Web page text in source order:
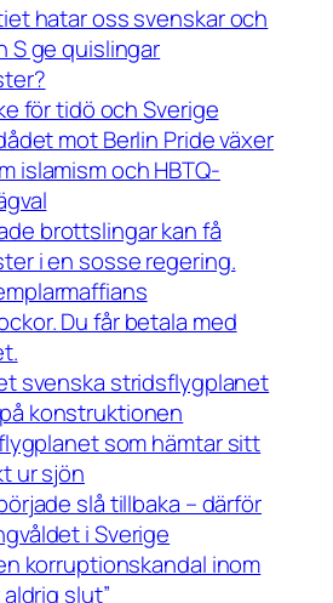
hatar oss svenskar och
S ge quislingar
för tidö och Sverige
mot Berlin Pride växer
islamism och HBTQ-
brottslingar kan få
i en sosse regering.
Du får betala med
svenska stridsflygplanet
konstruktionen
som hämtar sitt
ur sjön
slå tillbaka – därför
i Sverige
korruptionskandal inom
aldrig slut”